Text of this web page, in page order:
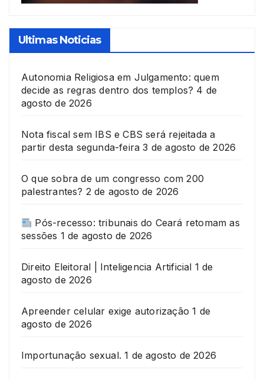
Ultimas Noticias
Autonomia Religiosa em Julgamento: quem
decide as regras dentro dos templos? 4 de
agosto de 2026
Nota fiscal sem IBS e CBS será rejeitada a
partir desta segunda-feira 3 de agosto de 2026
O que sobra de um congresso com 200
palestrantes? 2 de agosto de 2026
Pós-recesso: tribunais do Ceará retomam as
sessões 1 de agosto de 2026
Direito Eleitoral | Inteligencia Artificial 1 de
agosto de 2026
Apreender celular exige autorização 1 de
agosto de 2026
Importunação sexual. 1 de agosto de 2026